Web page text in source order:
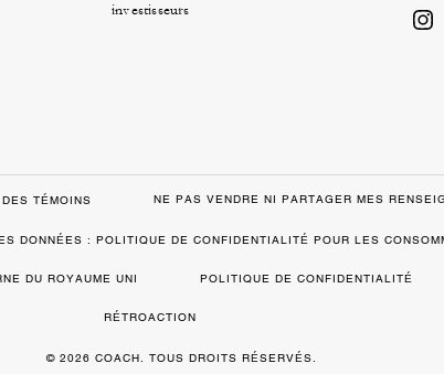
investisseurs
TÉMOINS NE PAS VENDRE NI PARTAGER MES
DONNÉES : POLITIQUE DE CONFIDENTIALITÉ POUR LES
DU ROYAUME UNI POLITIQUE DE CONFIDENTIALITÉ
RÉTROACTION
© 2026 COACH. TOUS DROITS RÉSERVÉS.